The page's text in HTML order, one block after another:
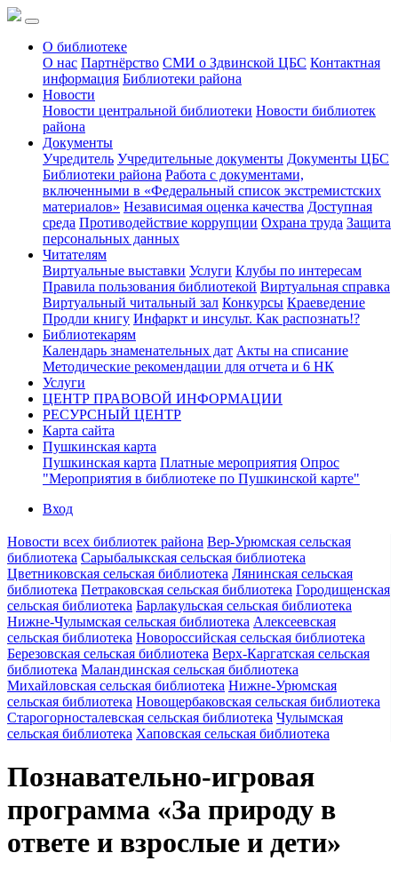
О библиотеке
О нас Партнёрство СМИ о Здвинской ЦБС Контактная
информация Библиотеки района
Новости
Новости центральной библиотеки Новости библиотек
района
Документы
Учредитель Учредительные документы Документы ЦБС
Библиотеки района Работа с документами,
включенными в «Федеральный список экстремистских
материалов» Независимая оценка качества Доступная
среда Противодействие коррупции Охрана труда Защита
персональных данных
Читателям
Виртуальные выставки Услуги Клубы по интересам
Правила пользования библиотекой Виртуальная справка
Виртуальный читальный зал Конкурсы Краеведение
Продли книгу Инфаркт и инсульт. Как распознать!?
Библиотекарям
Календарь знаменательных дат Акты на списание
Методические рекомендации для отчета и 6 НК
Услуги
ЦЕНТР ПРАВОВОЙ ИНФОРМАЦИИ
РЕСУРСНЫЙ ЦЕНТР
Карта сайта
Пушкинская карта
Пушкинская карта Платные мероприятия Опрос
"Мероприятия в библиотеке по Пушкинской карте"
Вход
Новости всех библиотек района Вер-Урюмская сельская
библиотека Сарыбалыкская сельская библиотека
Цветниковская сельская библиотека Лянинская сельская
библиотека Петраковская сельская библиотека Городищенская
сельская библиотека Барлакульская сельская библиотека
Нижне-Чулымская сельская библиотека Алексеевская
сельская библиотека Новороссийская сельская библиотека
Березовская сельская библиотека Верх-Каргатская сельская
библиотека Маландинская сельская библиотека
Михайловская сельская библиотека Нижне-Урюмская
сельская библиотека Новощербаковская сельская библиотека
Старогорносталевская сельская библиотека Чулымская
сельская библиотека Хаповская сельская библиотека
Познавательно-игровая
программа «За природу в
ответе и взрослые и дети»